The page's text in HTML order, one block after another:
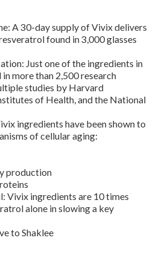
A 30-day supply of Vivix delivers
found in 3,000 glasses
Just one of the ingredients in
more than 2,500 research
studies by Harvard
of Health, and the National
ingredients have been shown to
of cellular aging:
production
Vivix ingredients are 10 times
alone in slowing a key
to Shaklee